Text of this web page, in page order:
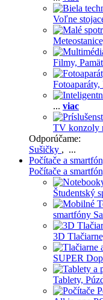
Voľne
Filmy,
Fotoaparáty,
... viac
TV konzoly
Odporúčame:
Sušičky , ...
Počítače a
Počítače a
Študentský
smartfóny
3D
SUPER
Tablety,